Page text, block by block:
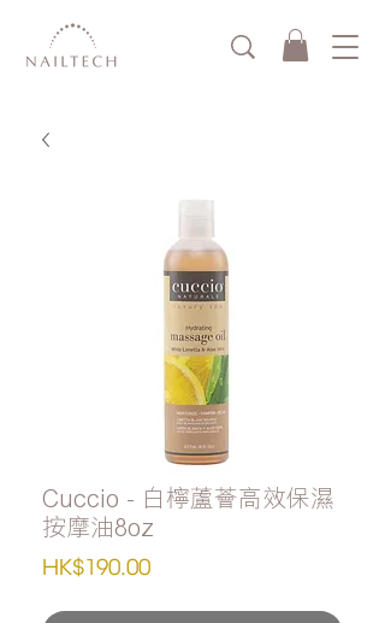
Cuccio - 白檸蘆薈高效保濕
按摩油8oz
HK$190.00價